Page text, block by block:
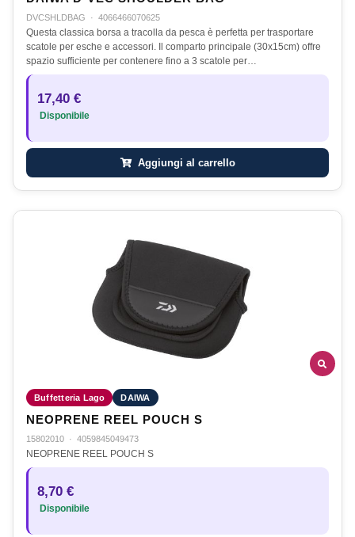
DVCSHLDBAG · 4066466070625
Questa classica borsa a tracolla da pesca è perfetta per trasportare
scatole per esche e accessori. Il comparto principale (30x15cm) offre
spazio sufficiente per contenere fino a 3 scatole per…
17,40 €
Disponibile
Aggiungi al carrello
Buffetteria Lago DAIWA
NEOPRENE REEL POUCH S
15802010 · 4059845049473
NEOPRENE REEL POUCH S
8,70 €
Disponibile